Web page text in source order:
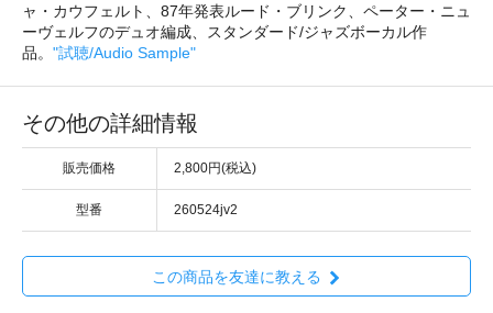
ャ・カウフェルト、87年発表ルード・ブリンク、ペーター・ニュ
ーヴェルフのデュオ編成、スタンダード/ジャズボーカル作
品。 "試聴/Audio Sample"
その他の詳細情報
販売価格 2,800円(税込)
型番 260524jv2
この商品を友達に教える